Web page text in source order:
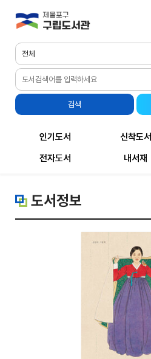
인기도서 신착도서
전자도서
내서재
도서정보